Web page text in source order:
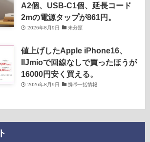
A2個、USB-C1個、延長コード
2mの電源タップが861円。
2026年8月9日 未分類
値上げしたApple iPhone16、
IIJmioで回線なしで買ったほうが
16000円安く買える。
2026年8月9日 携帯一括情報